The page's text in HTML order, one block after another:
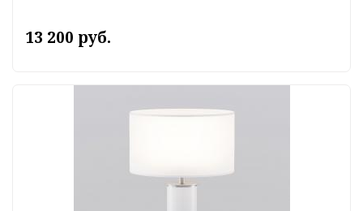
13 200 руб.